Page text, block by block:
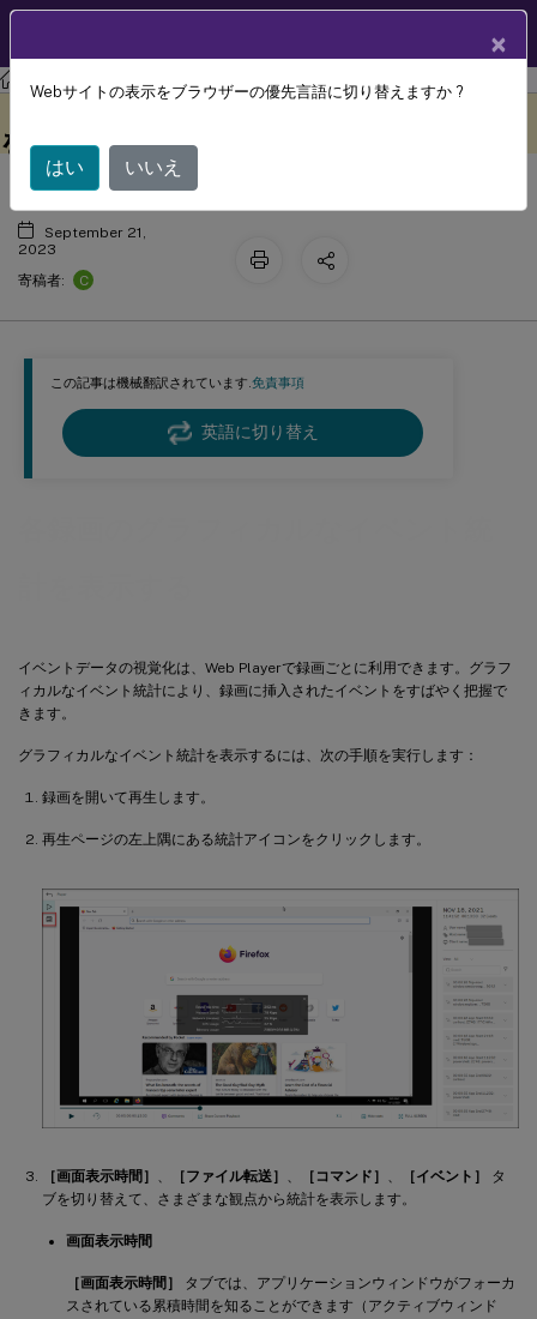
Session Recording Session Recording 2305
この記事は機械翻訳されています.免責事項
英語に切り替え
イベントデータの視覚化は、Web Playerで録画ごとに利用できます。グラフ
ィカルなイベント統計により、録画に挿入されたイベントをすばやく把握で
きます。
グラフィカルなイベント統計を表示するには、次の手順を実行します：
録画を開いて再生します。
再生ページの左上隅にある統計アイコンをクリックします。
［画面表示時間］ 、 ［ファイル転送］ 、 ［コマンド］ 、 ［イベント］
タ
ブを切り替えて、さまざまな観点から統計を表示します。
画面表示時間
［画面表示時間］
タブでは、アプリケーションウィンドウがフォーカ
スされている累積時間を知ることができます（アクティブウィンド
各録画のグラフィカルなイベント統計
を表示する
September 21,
2023
寄稿者:
C
×
Webサイトの表示をブラウザーの優先言語に切り替えますか ?
はい いいえ